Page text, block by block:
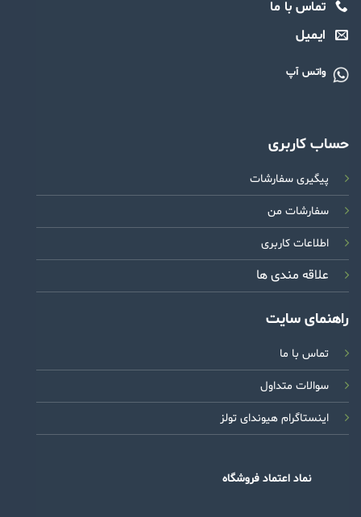
تماس با ما
ایمیل
واتس آپ
حساب کاربری
پیگیری سفارشات
سفارشات من
اطلاعات کاربری
علاقه مندی ها
راهنمای سایت
تماس با ما
سوالات متداول
اینستاگرام هیوندای تولز
نماد اعتماد فروشگاه